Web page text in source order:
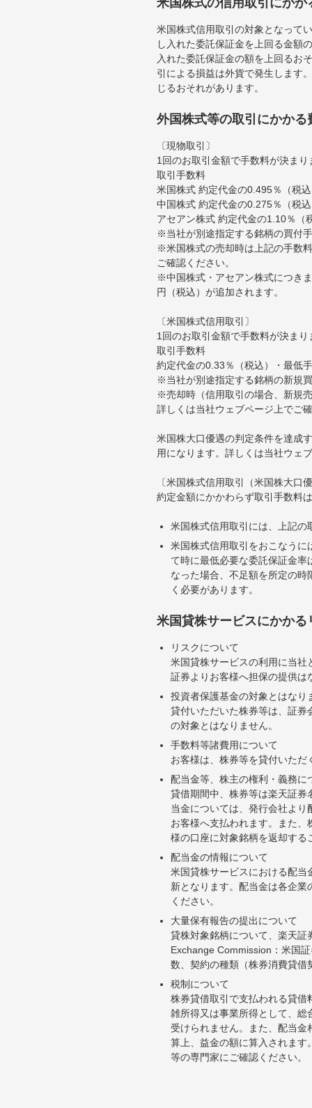
米国株式信用取引の対象となって
し入れた委託保証金を上回る金額
入れた委託保証金の額を上回るお
引による損益は外貨で発生します
じるおそれがあります。
外国株式等の取引にかかる
〔現物取引〕
1回のお取引金額で手数料が決まり
取引手数料
米国株式 約定代金の0.495％（税
中国株式 約定代金の0.275％（税
アセアン株式 約定代金の1.10％（
※当社が別途指定する銘柄の買付
※米国株式の売却時は上記の手数
ご確認ください。
※中国株式・アセアン株式につき
円（税込）が追加されます。
〔米国株式信用取引〕
1回のお取引金額で手数料が決まり
取引手数料
約定代金の0.33％（税込）・最低
※当社が別途指定する銘柄の新規
※売却時（信用取引の場合、新規
詳しくは当社ウェブページ上でご
米国株大口優遇の判定条件を達成
用になります。詳しくは当社ウェ
〔米国株式信用取引（米国株大口
約定金額にかかわらず取引手数料
米国株式信用取引には、上記
米国株式信用取引をおこなう
て時に最低必要な委託保証金
なった場合、不足額を所定の
く必要があります。
米国貸株サービスにかかる
リスクについて
米国貸株サービスの利用に当
証券よりお客様へ担保の提供
投資者保護基金の対象とはなり
貸付いただいた株券等は、証
の対象とはなりません。
手数料等諸費用について
お客様は、株券等を貸付いた
配当金等、株主の権利・義務に
貸借期間中、株券等は楽天証
当金については、発行会社よ
お客様へ支払われます。また
様の口座に対象銘柄を返却す
配当金の情報について
米国貸株サービスにおける配当
新となります。配当金は各企
ください。
大量保有報告の提出について
貸株対象銘柄について、楽天
Exchange Commission：米国
数、契約の種類（株券消費貸
税制について
株券貸借取引で支払われる貸
雑所得又は事業所得として、
受けられません。また、配当
算上、益金の額に算入されま
等の専門家にご確認ください。